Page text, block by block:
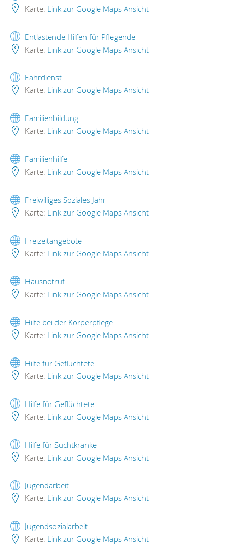
Karte: Link zur Google Maps Ansicht
Entlastende Hilfen für Pflegende
Karte: Link zur Google Maps Ansicht
Fahrdienst
Karte: Link zur Google Maps Ansicht
Familienbildung
Karte: Link zur Google Maps Ansicht
Familienhilfe
Karte: Link zur Google Maps Ansicht
Freiwilliges Soziales Jahr
Karte: Link zur Google Maps Ansicht
Freizeitangebote
Karte: Link zur Google Maps Ansicht
Hausnotruf
Karte: Link zur Google Maps Ansicht
Hilfe bei der Körperpflege
Karte: Link zur Google Maps Ansicht
Hilfe für Geflüchtete
Karte: Link zur Google Maps Ansicht
Hilfe für Geflüchtete
Karte: Link zur Google Maps Ansicht
Hilfe für Suchtkranke
Karte: Link zur Google Maps Ansicht
Jugendarbeit
Karte: Link zur Google Maps Ansicht
Jugendsozialarbeit
Karte: Link zur Google Maps Ansicht